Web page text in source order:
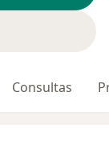
Consultas